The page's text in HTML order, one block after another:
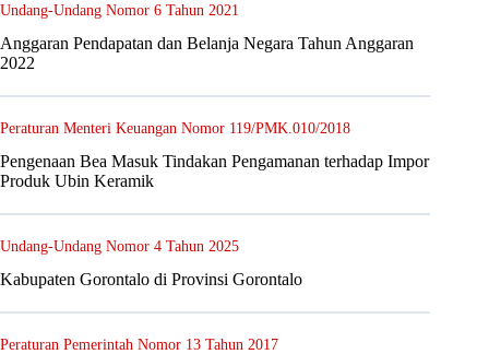
Undang-Undang Nomor 6 Tahun 2021
Anggaran Pendapatan dan Belanja Negara Tahun Anggaran
2022
Peraturan Menteri Keuangan Nomor 119/PMK.010/2018
Pengenaan Bea Masuk Tindakan Pengamanan terhadap Impor
Produk Ubin Keramik
Undang-Undang Nomor 4 Tahun 2025
Kabupaten Gorontalo di Provinsi Gorontalo
Peraturan Pemerintah Nomor 13 Tahun 2017